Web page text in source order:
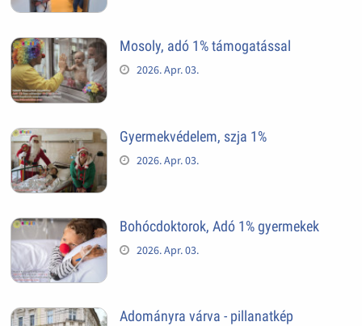
Mosoly, adó 1% támogatással
2026. Apr. 03.
Gyermekvédelem, szja 1%
2026. Apr. 03.
Bohócdoktorok, Adó 1% gyermekek
2026. Apr. 03.
Adományra várva - pillanatkép